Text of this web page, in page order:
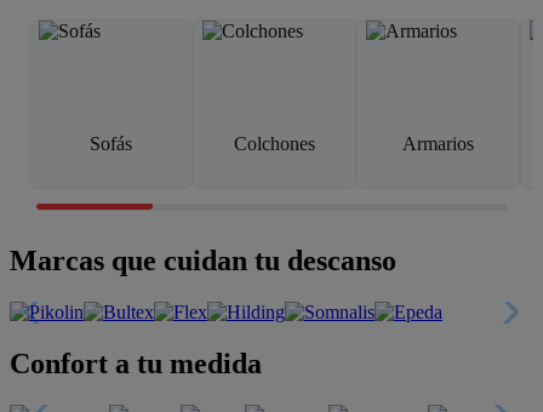
Sofás Colchones Armarios
Marcas que cuidan tu descanso
Confort a tu medida